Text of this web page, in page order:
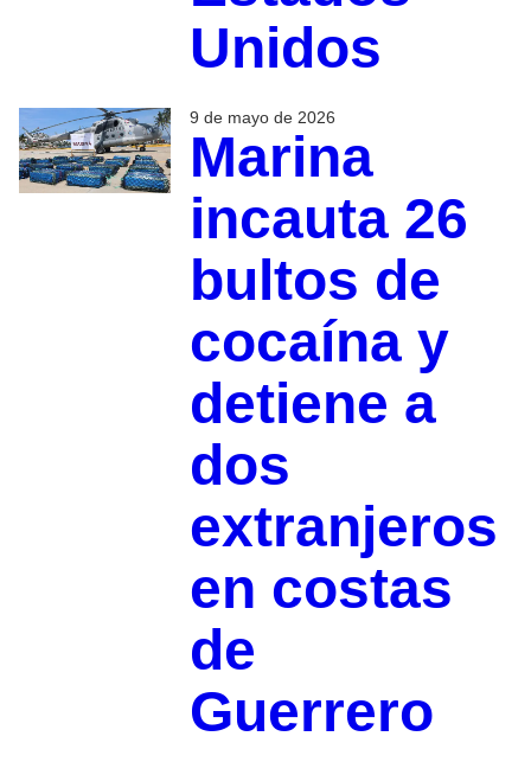
Unidos
9 de mayo de 2026
Marina
incauta 26
bultos de
cocaína y
detiene a
dos
extranjeros
en costas
de
Guerrero